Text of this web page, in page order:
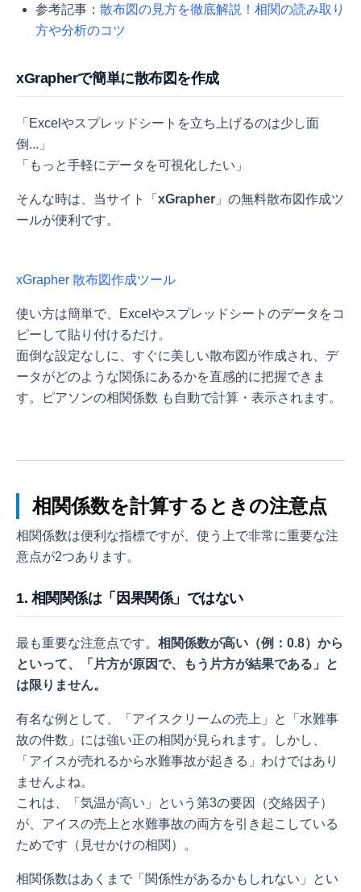
参考記事： 散布図の見方を徹底解説！相関の読み取り
方や分析のコツ
xGrapherで簡単に散布図を作成
「Excelやスプレッドシートを立ち上げるのは少し面
倒...」
「もっと手軽にデータを可視化したい」
そんな時は、当サイト「 xGrapher 」の無料散布図作成ツ
ールが便利です。
xGrapher 散布図作成ツール
使い方は簡単で、Excelやスプレッドシートのデータをコ
ピーして貼り付けるだけ。
面倒な設定なしに、すぐに美しい散布図が作成され、デ
ータがどのような関係にあるかを直感的に把握できま
す。ピアソンの相関係数 も自動で計算・表示されます。
相関係数を計算するときの注意点
相関係数は便利な指標ですが、使う上で非常に重要な注
意点が2つあります。
1. 相関関係は「因果関係」ではない
最も重要な注意点です。 相関係数が高い（例：0.8）から
といって、「片方が原因で、もう片方が結果である」と
は限りません。
有名な例として、「アイスクリームの売上」と「水難事
故の件数」には強い正の相関が見られます。しかし、
「アイスが売れるから水難事故が起きる」わけではあり
ませんよね。
これは、「気温が高い」という第3の要因（交絡因子）
が、アイスの売上と水難事故の両方を引き起こしている
ためです（見せかけの相関）。
相関係数はあくまで「関係性があるかもしれない」とい